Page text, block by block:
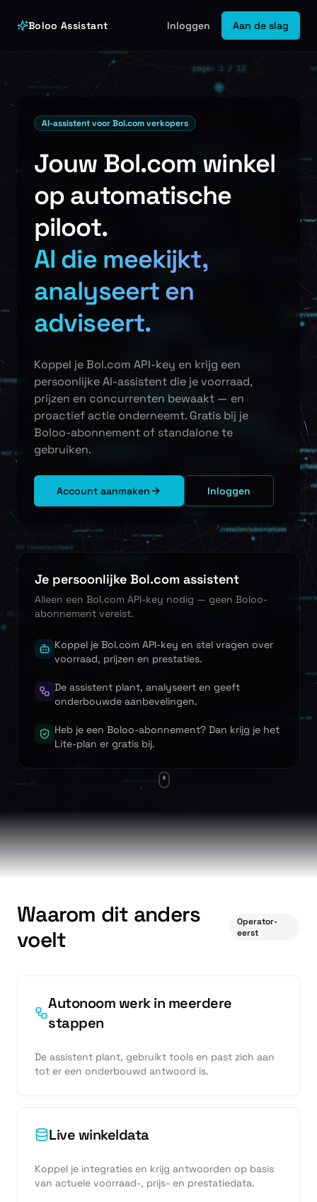
Boloo Assistant Inloggen Aan de slag
AI-assistent voor Bol.com verkopers
Jouw Bol.com winkel
op automatische
piloot.
AI die meekijkt,
analyseert en
adviseert.
Koppel je Bol.com API-key en krijg een
persoonlijke AI-assistent die je voorraad,
prijzen en concurrenten bewaakt — en
proactief actie onderneemt. Gratis bij je
Boloo-abonnement of standalone te
gebruiken.
Account aanmaken Inloggen
Je persoonlijke Bol.com assistent
Alleen een Bol.com API-key nodig — geen Boloo-
abonnement vereist.
Koppel je Bol.com API-key en stel vragen over
voorraad, prijzen en prestaties.
De assistent plant, analyseert en geeft
onderbouwde aanbevelingen.
Heb je een Boloo-abonnement? Dan krijg je het
Lite-plan er gratis bij.
Waarom dit anders
voelt
Operator-
eerst
Autonoom werk in meerdere
stappen
De assistent plant, gebruikt tools en past zich aan
tot er een onderbouwd antwoord is.
Live winkeldata
Koppel je integraties en krijg antwoorden op basis
van actuele voorraad-, prijs- en prestatiedata.